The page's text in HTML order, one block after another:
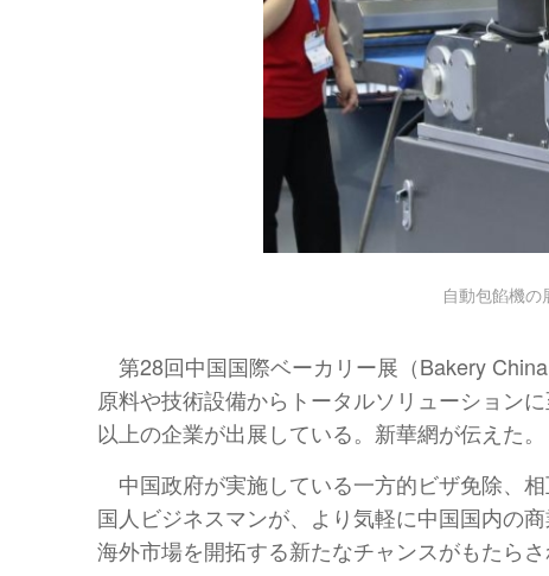
自動包餡機の
第28回中国国際ベーカリー展（Bakery
原料や技術設備からトータルソリューション
以上の企業が出展している。新華網が伝えた。
中国政府が実施している一方的ビザ免除、
国人ビジネスマンが、より気軽に中国国内の
海外市場を開拓する新たなチャンスがもたらさ